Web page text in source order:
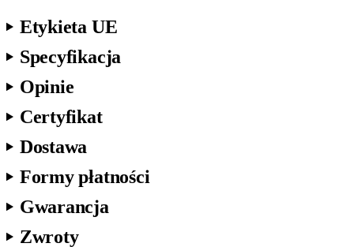
Etykieta UE
Specyfikacja
Opinie
Certyfikat
Dostawa
Formy płatności
Gwarancja
Zwroty